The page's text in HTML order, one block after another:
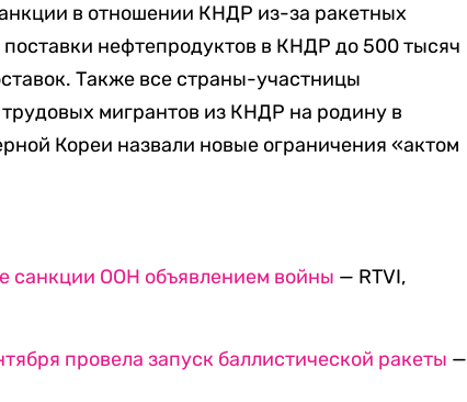
в отношении КНДР из-за ракетных
нефтепродуктов в КНДР до 500 тысяч
Также все страны-участницы
мигрантов из КНДР на родину в
Кореи назвали новые ограничения «актом
санкции ООН объявлением войны — RTVI,
провела запуск баллистической ракеты —